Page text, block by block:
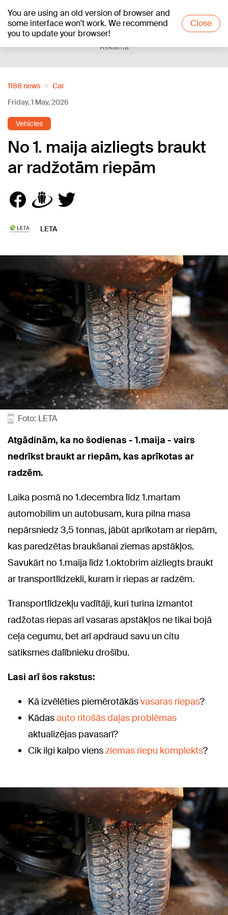
You are using an old version of browser and
some interface won't work. We recommend
you to update your browser!
Close
+12°C
Reklāma
1188 news
Car
Friday, 1 May, 2026
Vehicles
No 1. maija aizliegts braukt
ar radžotām riepām
LETA
Foto: LETA
Atgādinām, ka no šodienas - 1.maija - vairs
nedrīkst braukt ar riepām, kas aprīkotas ar
radzēm.
Laika posmā no 1.decembra līdz 1.martam
automobilim un autobusam, kura pilna masa
nepārsniedz 3,5 tonnas, jābūt aprīkotam ar riepām,
kas paredzētas braukšanai ziemas apstākļos.
Savukārt no 1.maija līdz 1.oktobrim aizliegts braukt
ar transportlīdzekli, kuram ir riepas ar radzēm.
Transportlīdzekļu vadītāji, kuri turina izmantot
radžotas riepas arī vasaras apstākļos ne tikai bojā
ceļa cegumu, bet arī apdraud savu un citu
satiksmes dalībnieku drošību.
Lasi arī šos rakstus:
Kā izvēlēties piemērotākāsvasaras riepas?
Kādasauto ritošās daļas problēmas
aktualizējas pavasarī?
Cik ilgi kalpo viensziemas riepu komplekts?